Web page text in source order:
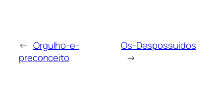
← Orgulho-e-
preconceito
Os-Despossuidos
→